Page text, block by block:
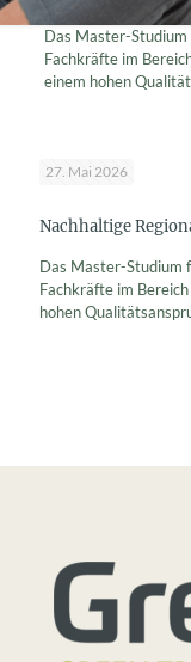
Das Master-
Fachkräfte im
einem hohen
27. Mai 2026
Nachhaltige
Das Master-Studium
Fachkräfte im
hohen